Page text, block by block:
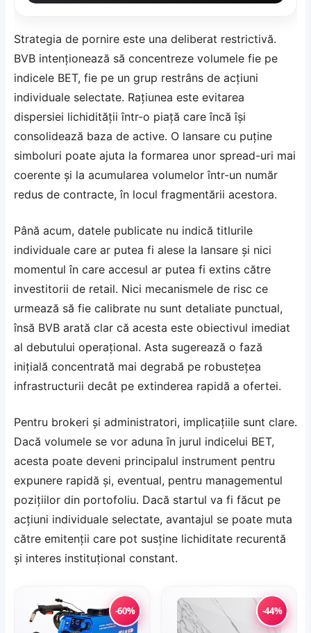
Strategia de pornire este una deliberat restrictivă.
BVB intenționează să concentreze volumele fie pe
indicele BET, fie pe un grup restrâns de acțiuni
individuale selectate. Rațiunea este evitarea
dispersiei lichidității într-o piață care încă își
consolidează baza de active. O lansare cu puține
simboluri poate ajuta la formarea unor spread-uri mai
coerente și la acumularea volumelor într-un număr
redus de contracte, în locul fragmentării acestora.
Până acum, datele publicate nu indică titlurile
individuale care ar putea fi alese la lansare și nici
momentul în care accesul ar putea fi extins către
investitorii de retail. Nici mecanismele de risc ce
urmează să fie calibrate nu sunt detaliate punctual,
însă BVB arată clar că acesta este obiectivul imediat
al debutului operațional. Asta sugerează o fază
inițială concentrată mai degrabă pe robustețea
infrastructurii decât pe extinderea rapidă a ofertei.
Pentru brokeri și administratori, implicațiile sunt clare.
Dacă volumele se vor aduna în jurul indicelui BET,
acesta poate deveni principalul instrument pentru
expunere rapidă și, eventual, pentru managementul
pozițiilor din portofoliu. Dacă startul va fi făcut pe
acțiuni individuale selectate, avantajul se poate muta
către emitenții care pot susține lichiditate recurentă
și interes instituțional constant.
-60% -44%